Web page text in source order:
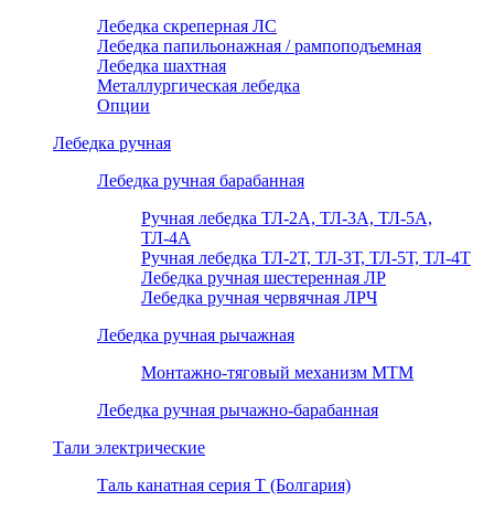
Лебедка скреперная ЛС
Лебедка папильонажная / рампоподъемная
Лебедка шахтная
Металлургическая лебедка
Опции
Лебедка ручная
Лебедка ручная барабанная
Ручная лебедка ТЛ-2А, ТЛ-3А, ТЛ-5А,
ТЛ-4А
Ручная лебедка ТЛ-2Т, ТЛ-3Т, ТЛ-5Т, ТЛ-4Т
Лебедка ручная шестеренная ЛР
Лебедка ручная червячная ЛРЧ
Лебедка ручная рычажная
Монтажно-тяговый механизм МТМ
Лебедка ручная рычажно-барабанная
Тали электрические
Таль канатная серия Т (Болгария)